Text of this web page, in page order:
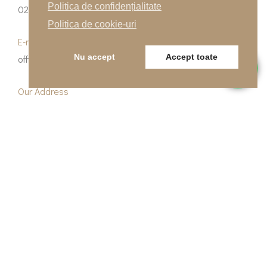
0262-215334
E-mail
office@indfloor.ro
Our Address
Politica de confidențialitate
Politica de cookie-uri
Nu accept Accept toate